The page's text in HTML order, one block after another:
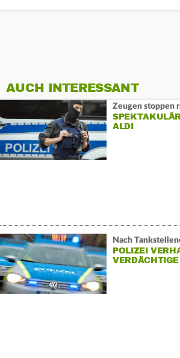
AUCH INTERESSANT
Zeugen stoppen
ALDI
Nach
POLIZEI
VERDÄCHTIGE